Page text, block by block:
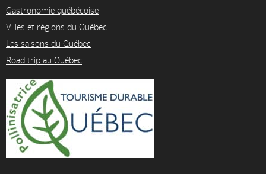
Gastronomie québécoise
Villes et régions du Québec
Les saisons du Québec
Road trip au Québec